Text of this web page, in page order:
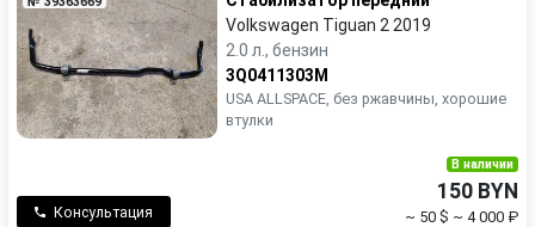
Volkswagen Tiguan 2 2019
2.0 л., бензин
3Q0411303M
USA ALLSPACE, без ржавчины, хорошие
втулки
Консультация
В наличии
150 BYN
~ 50 $ ~ 4 000 ₽